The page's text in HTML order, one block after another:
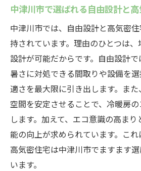
中津川市で選ばれる自由設計と
中津川市では、自由設計と高気密
持されています。理由のひとつは
設計が可能だからです。自由設計
暑さに対処できる間取りや設備を
適さを最大限に引き出します。ま
空間を安定させることで、冷暖房
します。加えて、エコ意識の高ま
能の向上が求められています。こ
高気密住宅は中津川市でますます
います。